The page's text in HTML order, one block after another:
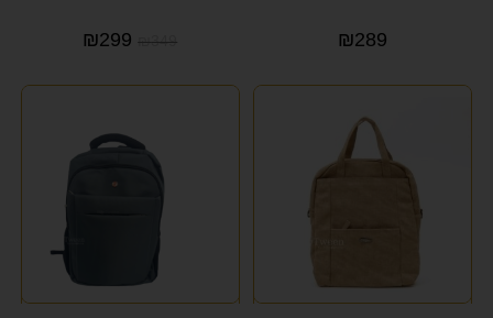
₪289
₪349
₪299